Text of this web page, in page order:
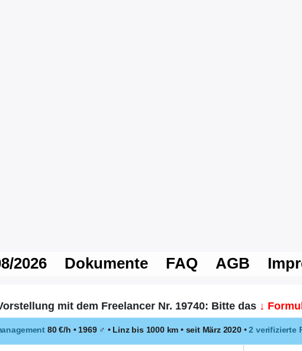
2026 Dokumente FAQ AGB
mit dem Freelancer Nr. 19740: Bitte das ↓
80 €/h • 1969 ♂ • Linz bis 1000 km • seit März 2020•2 verifizierte